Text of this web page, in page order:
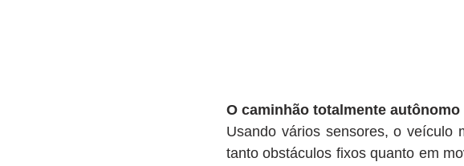
O caminhão totalmente autônomo
Usando vários sensores, o veículo
tanto obstáculos fixos quanto em